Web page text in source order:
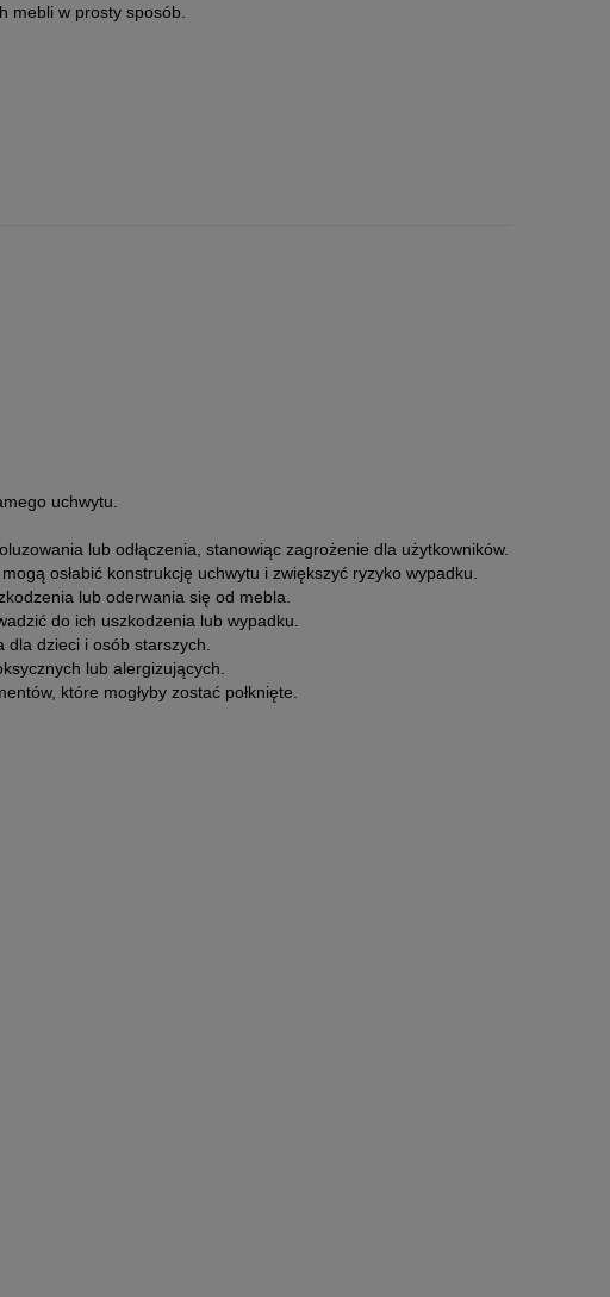
mebli w prosty sposób.
uchwytu.
lub odłączenia, stanowiąc zagrożenie dla użytkowników.
osłabić konstrukcję uchwytu i zwiększyć ryzyko wypadku.
lub oderwania się od mebla.
do ich uszkodzenia lub wypadku.
dzieci i osób starszych.
lub alergizujących.
które mogłyby zostać połknięte.